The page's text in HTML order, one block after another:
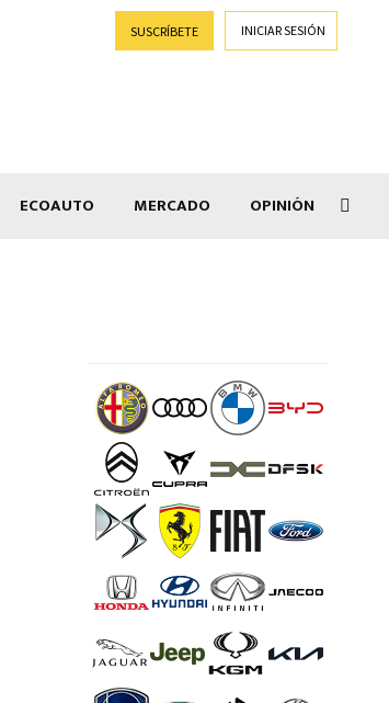
SUSCRÍBETE INICIAR SESIÓN
ECOAUTO MERCADO OPINIÓN